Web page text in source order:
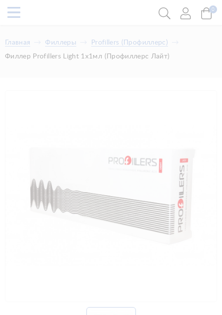
0
Главная Филлеры
​Profillers (Профиллерс)
Филлер Profillers Light 1x1мл (Профиллерс Лайт)